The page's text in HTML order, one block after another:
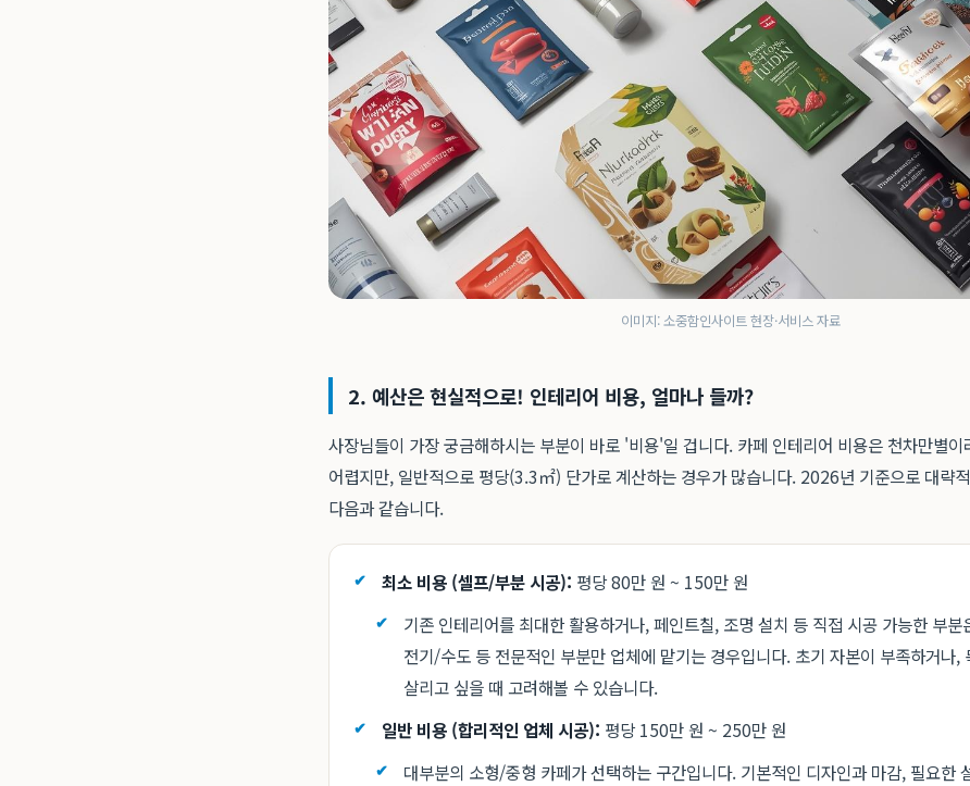
이미지: 소중함인사이트 현장·서비스 자료
2. 예산은 현실적으로! 인테리어 비용, 얼마나 들까?
사장님들이 가장 궁금해하시는 부분이 바로 '비용'일 겁니다. 카페 인테리어 비용은 천차만별이
어렵지만, 일반적으로 평당(3.3㎡) 단가로 계산하는 경우가 많습니다. 2026년 기준으로 대략
다음과 같습니다.
최소 비용 (셀프/부분 시공): 평당 80만 원 ~ 150만 원
기존 인테리어를 최대한 활용하거나, 페인트칠, 조명 설치 등 직접 시공 가능한 부분
전기/수도 등 전문적인 부분만 업체에 맡기는 경우입니다. 초기 자본이 부족하거나,
살리고 싶을 때 고려해볼 수 있습니다.
일반 비용 (합리적인 업체 시공): 평당 150만 원 ~ 250만 원
대부분의 소형/중형 카페가 선택하는 구간입니다. 기본적인 디자인과 마감, 필요한